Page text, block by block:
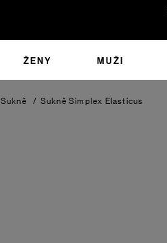
ŽENY MUŽI
Sukně / Sukně Simplex Elasticus